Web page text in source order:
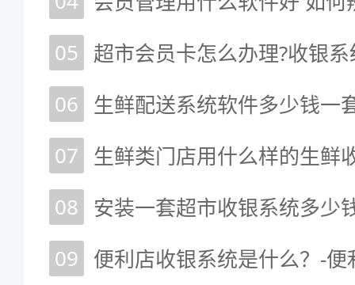
05
超市会员卡怎么办理?收银
06 生鲜配送系统软件多少钱一
07 生鲜类门店用什么样的生鲜
08 安装一套超市收银系统多少
09